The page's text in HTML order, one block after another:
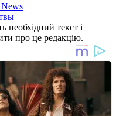
необхідний текст і
про це редакцію.